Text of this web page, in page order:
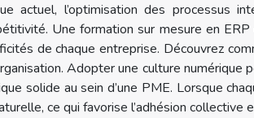
actuel, l’optimisation des processus
Une formation sur mesure en
de chaque entreprise. Découvrez
Adopter une culture numérique
solide au sein d’une PME. Lorsque
ce qui favorise l’adhésion collective